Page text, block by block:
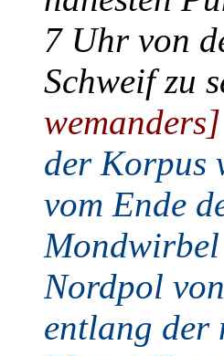
7 Uhr von
Schweif zu
wemanders]
der Korpus
vom Ende
Mondwirbel
Nordpol
entlang der